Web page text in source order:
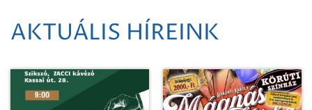
AKTUÁLIS HÍREINK